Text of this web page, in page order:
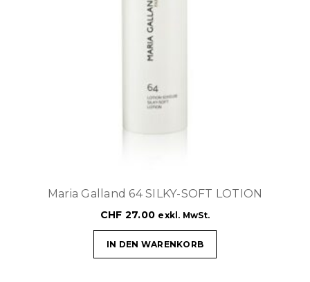
Maria Galland 64 SILKY-SOFT LOTION
CHF 27.00 exkl. MwSt.
IN DEN WARENKORB